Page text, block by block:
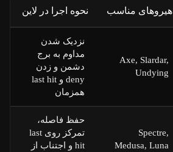
هیروهای مناسب نحوه اجرا در لاین
Axe, Slardar,
Undying
نزدیک شدن
مداوم به برج
دشمن و زدن
deny و last hit
همزمان
Spectre,
Medusa, Luna
حفظ فاصله،
تمرکز روی last
hit و اجتناب از